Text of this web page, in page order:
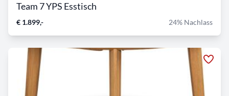
Team 7 YPS Esstisch
€ 1.899,- 24% Nachlass